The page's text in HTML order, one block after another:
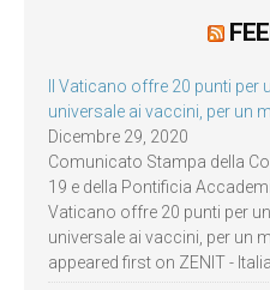
Il Vaticano offre 20 punti
universale ai vaccini, per un
Dicembre 29, 2020
Comunicato Stampa della
19 e della Pontificia
Vaticano offre 20 punti per
universale ai vaccini, per un
appeared first on ZENIT -